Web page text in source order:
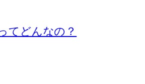
てどんなの？